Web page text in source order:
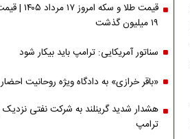
قیمت طلا و سکه
۱۹ میلیون گذشت
سناتور آمریکایی: ترامپ باید بیکار شود
«باقر خرازی» به دادگاه ویژه روحانیت
هشدار شدید گرینلند به شرکت نفتی نزدیک
ترامپ